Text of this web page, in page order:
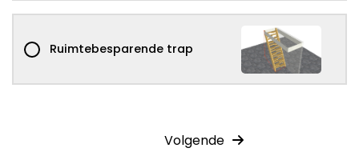
Ruimtebesparende trap
Volgende